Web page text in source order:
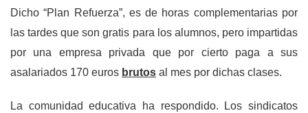
Dicho “Plan Refuerza”, es de horas complementarias por
las tardes que son gratis para los alumnos, pero impartidas
por una empresa privada que por cierto paga a sus
asalariados 170 euros brutos al mes por dichas clases.
La comunidad educativa ha respondido. Los sindicatos